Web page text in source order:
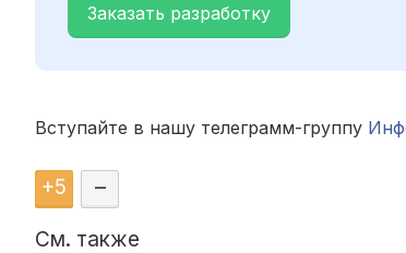
Заказать разработку
Вступайте в нашу телеграмм-группу
+5 –
См. также